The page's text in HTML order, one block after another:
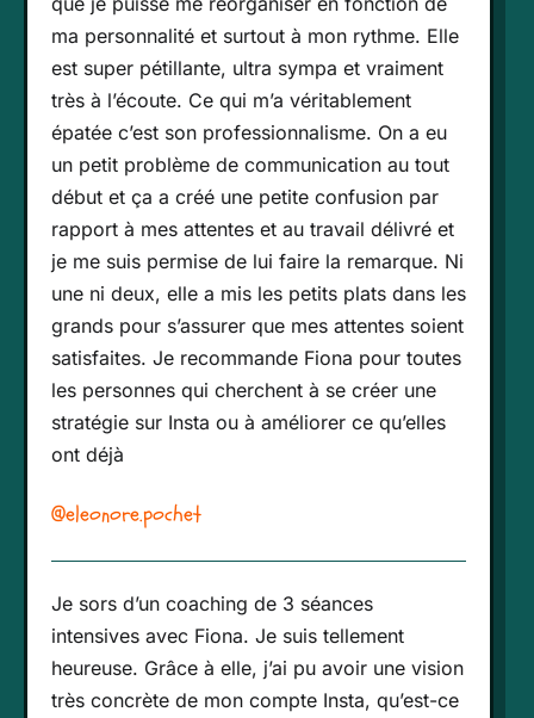
ma personnalité et surtout à mon rythme. Elle
est super pétillante, ultra sympa et vraiment
très à l’écoute. Ce qui m’a véritablement
épatée c’est son professionnalisme. On a eu
un petit problème de communication au tout
début et ça a créé une petite confusion par
rapport à mes attentes et au travail délivré et
je me suis permise de lui faire la remarque. Ni
une ni deux, elle a mis les petits plats dans les
grands pour s’assurer que mes attentes soient
satisfaites. Je recommande Fiona pour toutes
les personnes qui cherchent à se créer une
stratégie sur Insta ou à améliorer ce qu’elles
ont déjà
@eleonore.pochet
Je sors d’un coaching de 3 séances
intensives avec Fiona. Je suis tellement
heureuse. Grâce à elle, j’ai pu avoir une vision
très concrète de mon compte Insta, qu’est-ce